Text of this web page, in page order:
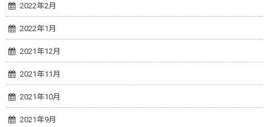
2022年2月
2022年1月
2021年12月
2021年11月
2021年10月
2021年9月